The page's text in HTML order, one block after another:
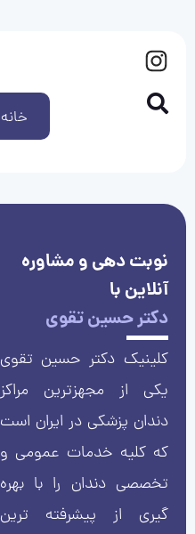
خانه
نوبت دهی و مشاوره
آنلاین با
دکتر حسین تقوی
کلینیک دکتر حسین تقوی
یکی از مجهزترین مراکز
دندان پزشکی در ایران است
که کلیه خدمات عمومی و
تخصصی دندان را با بهره
گیری از پیشرفته ترین